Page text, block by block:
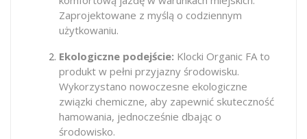
Zaprojektowane z myślą o codziennym
użytkowaniu.
Ekologiczne podejście: Klocki Organic FA to
produkt w pełni przyjazny środowisku.
Wykorzystano nowoczesne ekologiczne
związki chemiczne, aby zapewnić skuteczność
hamowania, jednocześnie dbając o
środowisko.